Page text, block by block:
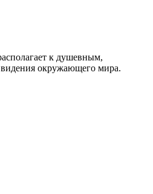
к душевным,
видения окружающего мира.